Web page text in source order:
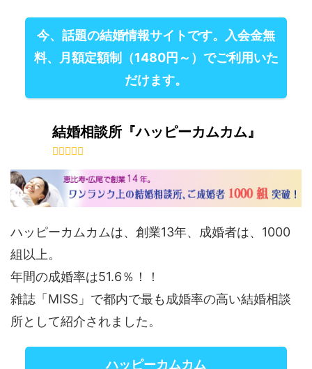
今、話題の結婚情報サイトです。入会金無
料、月額定額制（1480円～）でご利用いた
だけます。
結婚相談所『ハッピーカムカム』
ハッピーカムカムは、創業13年、成婚者は、1000
組以上。
年間の成婚率は51.6％！！
雑誌「MISS」で都内で最も成婚率の高い結婚相談
所として紹介されました。
ハッピーカムカム